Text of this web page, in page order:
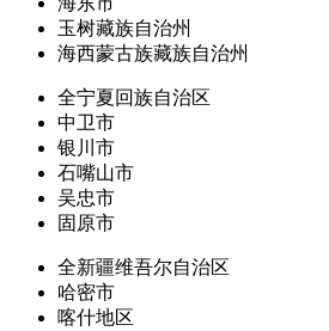
玉树藏族自治州
海西蒙古族藏族自治州
全宁夏回族自治区
中卫市
银川市
石嘴山市
吴忠市
固原市
全新疆维吾尔自治区
哈密市
喀什地区